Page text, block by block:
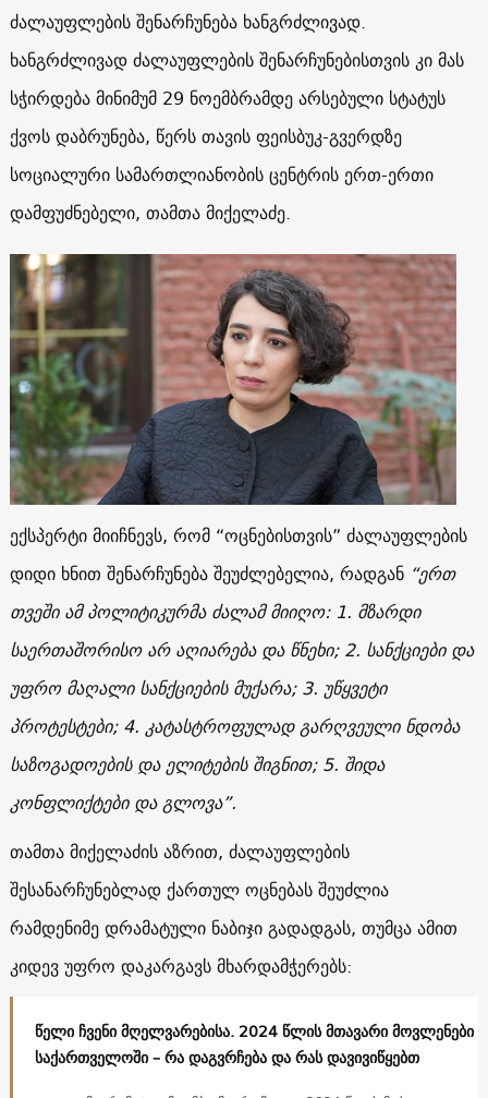
ძალაუფლების შენარჩუნება ხანგრძლივად.
ხანგრძლივად ძალაუფლების შენარჩუნებისთვის კი მას
სჭირდება მინიმუმ 29 ნოემბრამდე არსებული სტატუს
ქვოს დაბრუნება, წერს თავის ფეისბუკ-გვერდზე
სოციალური სამართლიანობის ცენტრის ერთ-ერთი
დამფუძნებელი, თამთა მიქელაძე.
ექსპერტი მიიჩნევს, რომ “ოცნებისთვის” ძალაუფლების
დიდი ხნით შენარჩუნება შეუძლებელია, რადგან “ერთ
თვეში ამ პოლიტიკურმა ძალამ მიიღო: 1. მზარდი
საერთაშორისო არ აღიარება და წნეხი; 2. სანქციები და
უფრო მაღალი სანქციების მუქარა; 3. უწყვეტი
პროტესტები; 4. კატასტროფულად გარღვეული ნდობა
საზოგადოების და ელიტების შიგნით; 5. შიდა
კონფლიქტები და გლოვა”.
თამთა მიქელაძის აზრით, ძალაუფლების
შესანარჩუნებლად ქართულ ოცნებას შეუძლია
რამდენიმე დრამატული ნაბიჯი გადადგას, თუმცა ამით
კიდევ უფრო დაკარგავს მხარდამჭერებს:
წელი ჩვენი მღელვარებისა. 2024 წლის მთავარი მოვლენები
საქართველოში – რა დაგვრჩება და რას დავივიწყებთ